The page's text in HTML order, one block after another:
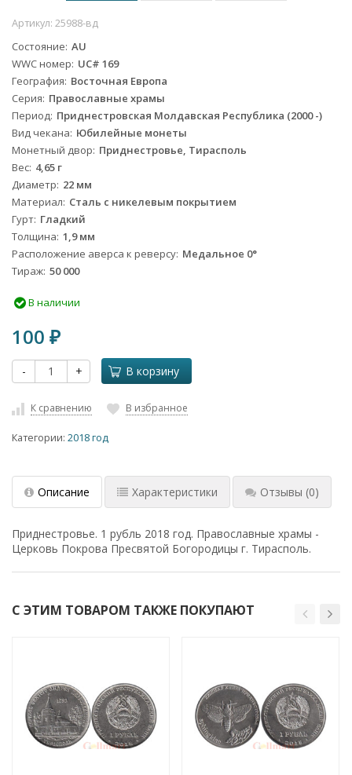
Артикул: 25988-вд
Состояние AU
WWC номер UC# 169
География Восточная Европа
Серия Православные храмы
Период Приднестровская Молдавская Республика (2000 -)
Вид чекана Юбилейные монеты
Монетный двор Приднестровье, Тирасполь
Вес 4,65 г
Диаметр 22 мм
Материал Сталь с никелевым покрытием
Гурт Гладкий
Толщина 1,9 мм
Расположение аверса к реверсу Медальное 0°
Тираж 50 000
В наличии
100 ₽
- + В корзину
К сравнению В избранное
Категории: 2018 год
Описание Характеристики Отзывы (0)
Приднестровье. 1 рубль 2018 год. Православные храмы -
Церковь Покрова Пресвятой Богородицы г. Тирасполь.
С ЭТИМ ТОВАРОМ ТАКЖЕ ПОКУПАЮТ